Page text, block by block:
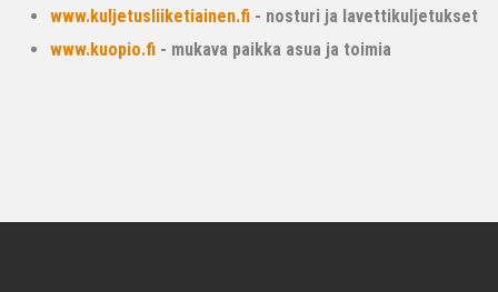
www.kuljetusliiketiainen.fi - nosturi ja lavettikuljetukset
www.kuopio.fi - mukava paikka asua ja toimia